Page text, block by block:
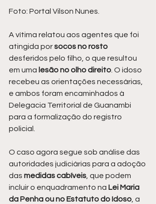
Foto: Portal Vilson Nunes.
A vítima relatou aos agentes que foi
atingida por socos no rosto
desferidos pelo filho, o que resultou
em uma lesão no olho direito. O idoso
recebeu as orientações necessárias,
e ambos foram encaminhados à
Delegacia Territorial de Guanambi
para a formalização do registro
policial.
O caso agora segue sob análise das
autoridades judiciárias para a adoção
das medidas cabíveis, que podem
incluir o enquadramento na Lei Maria
da Penha ou no Estatuto do Idoso, a